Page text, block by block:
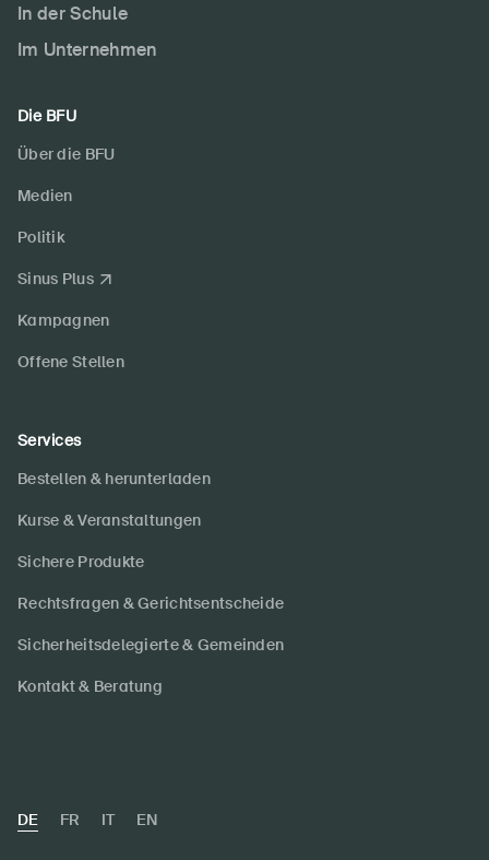
In der Schule
Im Unternehmen
Die BFU
Über die BFU
Medien
Politik
Sinus Plus
Kampagnen
Offene Stellen
Services
Bestellen & herunterladen
Kurse & Veranstaltungen
Sichere Produkte
Rechtsfragen & Gerichtsentscheide
Sicherheitsdelegierte & Gemeinden
Kontakt & Beratung
DE FR IT EN